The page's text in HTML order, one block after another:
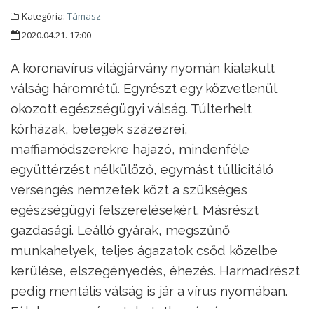
Kategória: Támasz
2020.04.21. 17:00
A koronavírus világjárvány nyomán kialakult
válság háromrétű. Egyrészt egy közvetlenül
okozott egészségügyi válság. Túlterhelt
kórházak, betegek százezrei,
maffiamódszerekre hajazó, mindenféle
együttérzést nélkülöző, egymást túllicitáló
versengés nemzetek közt a szükséges
egészségügyi felszerelésekért. Másrészt
gazdasági. Leálló gyárak, megszűnő
munkahelyek, teljes ágazatok csőd közelbe
kerülése, elszegényedés, éhezés. Harmadrészt
pedig mentális válság is jár a vírus nyomában.